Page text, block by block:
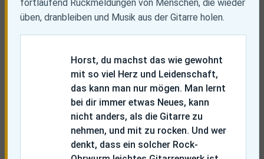
fortlaufend Rückmeldungen von Menschen, die wieder
üben, dranbleiben und Musik aus der Gitarre holen.
Horst, du machst das wie gewohnt
mit so viel Herz und Leidenschaft,
das kann man nur mögen. Man lernt
bei dir immer etwas Neues, kann
nicht anders, als die Gitarre zu
nehmen, und mit zu rocken. Und wer
denkt, dass ein solcher Rock-